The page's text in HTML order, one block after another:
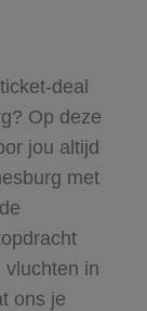
deal
Op deze
jou altijd
met
vluchten in
ons je